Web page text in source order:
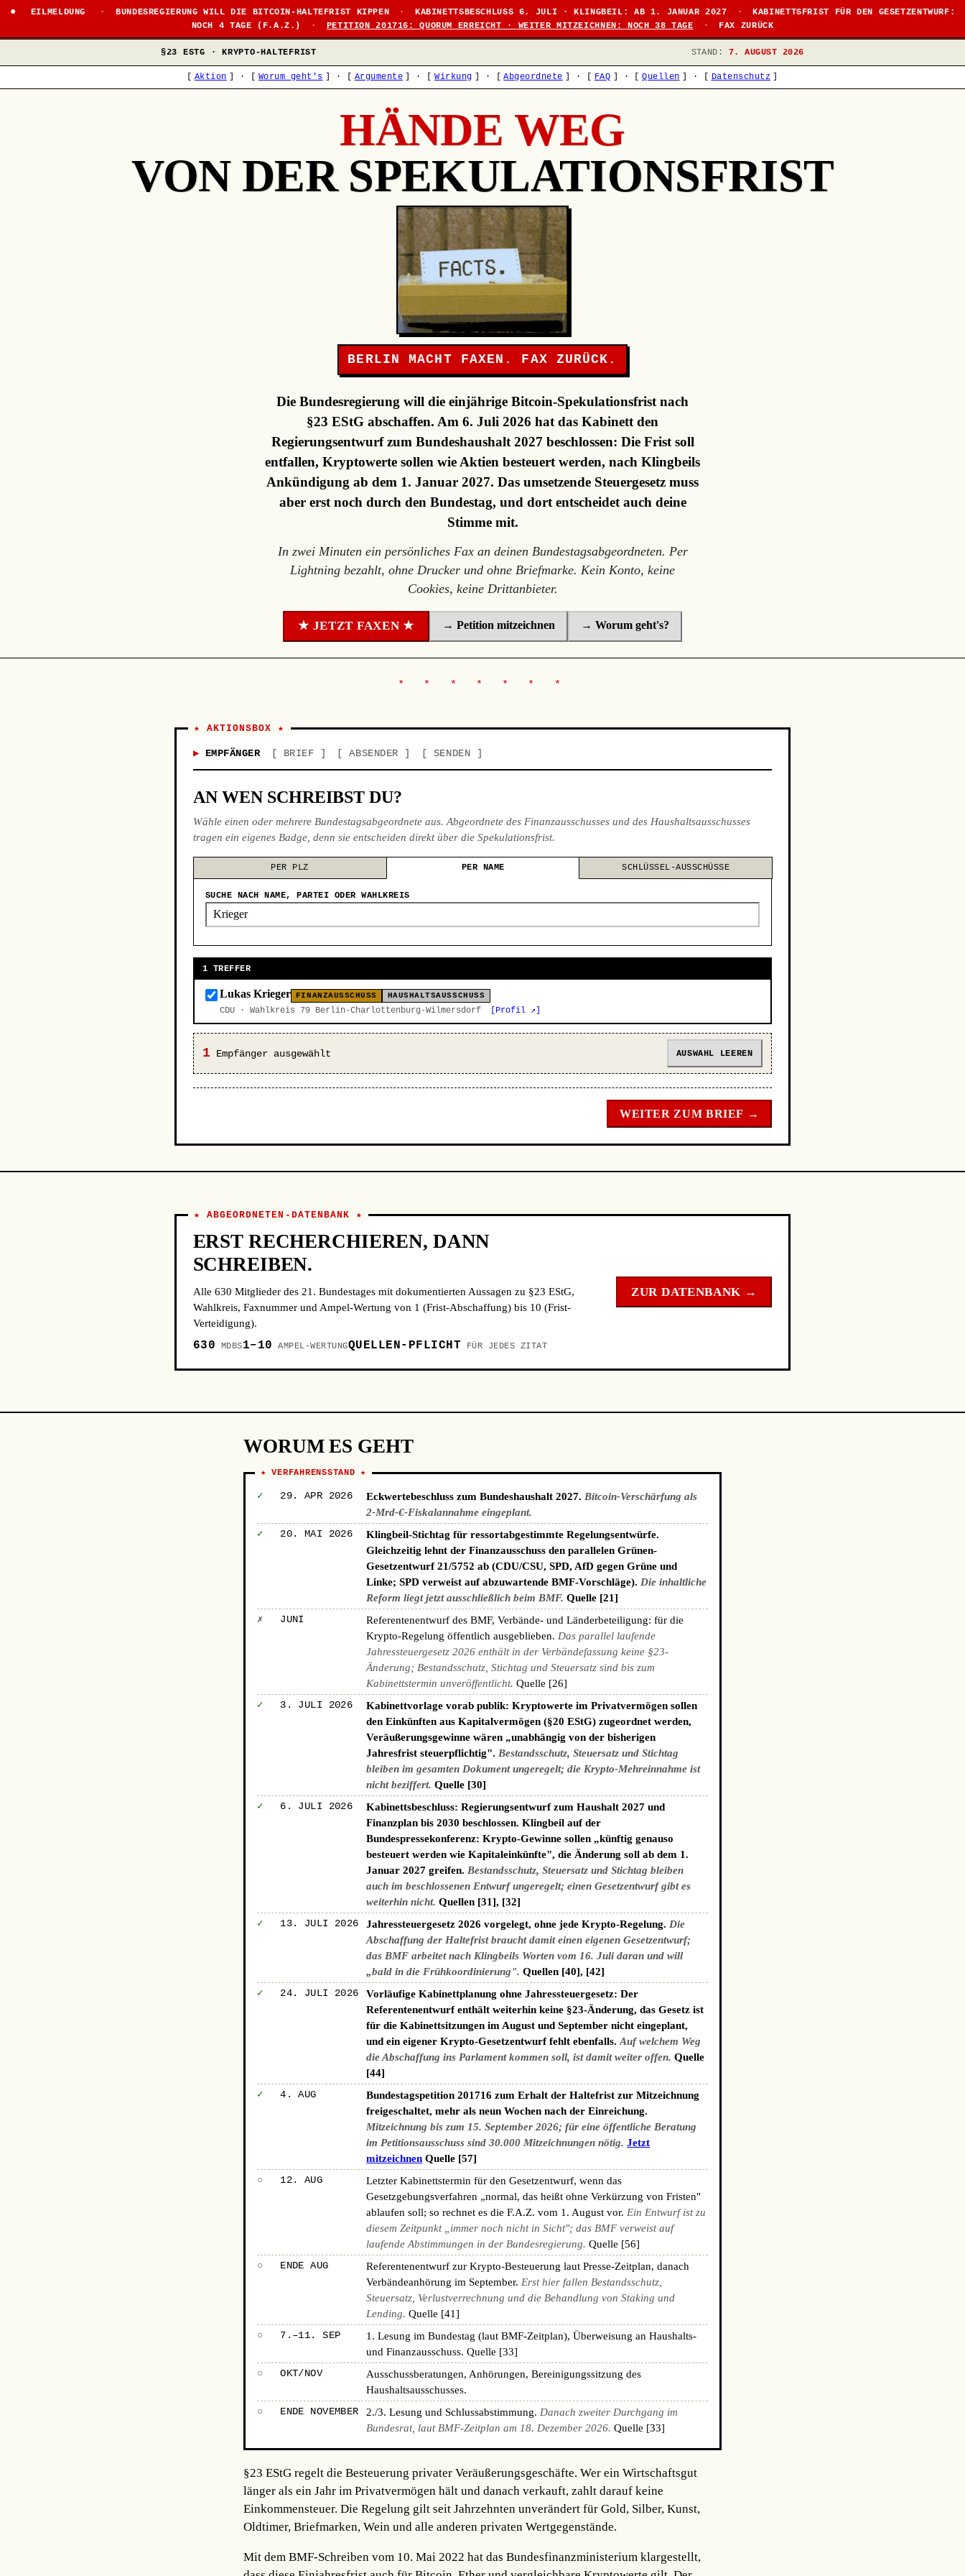
EILMELDUNG · BUNDESREGIERUNG WILL DIE BITCOIN-HALTEFRIST KIPPEN · KABINETTSBESCHLUSS 6. JULI · KLINGBEIL: AB 1. JANUAR 2027 ·
KABINETTSFRIST FÜR DEN GESETZENTWURF:
NOCH 4 TAGE (F.A.Z.)
· PETITION 201716: QUORUM ERREICHT · WEITER MITZEICHNEN: NOCH 38 TAGE · FAX ZURÜCK
§23 ESTG · KRYPTO-HALTEFRIST STAND: 7. AUGUST 2026
Aktion · Worum geht's · Argumente · Wirkung · Abgeordnete · FAQ · Quellen · Datenschutz
HÄNDE WEG
VON DER SPEKULATIONSFRIST
BERLIN MACHT FAXEN. FAX ZURÜCK.
Die Bundesregierung will die einjährige Bitcoin-Spekulationsfrist nach
§23 EStG abschaffen. Am 6. Juli 2026 hat das Kabinett den
Regierungsentwurf zum Bundeshaushalt 2027 beschlossen: Die Frist soll
entfallen, Kryptowerte sollen wie Aktien besteuert werden, nach Klingbeils
Ankündigung ab dem 1. Januar 2027. Das umsetzende Steuergesetz muss
aber erst noch durch den Bundestag, und dort entscheidet auch deine
Stimme mit.
In zwei Minuten ein persönliches Fax an deinen Bundestagsabgeordneten. Per
Lightning bezahlt, ohne Drucker und ohne Briefmarke. Kein Konto, keine
Cookies, keine Drittanbieter.
★ JETZT FAXEN ★ → Petition mitzeichnen → Worum geht's?
★ AKTIONSBOX ★
EMPFÄNGER BRIEF ABSENDER SENDEN
AN WEN SCHREIBST DU?
Wähle einen oder mehrere Bundestagsabgeordnete aus. Abgeordnete des Finanzausschusses und des Haushaltsausschusses
tragen ein eigenes Badge, denn sie entscheiden direkt über die Spekulationsfrist.
PER PLZ PER NAME SCHLÜSSEL-AUSSCHÜSSE
SUCHE NACH NAME, PARTEI ODER WAHLKREIS
1 TREFFER
Lukas Krieger FINANZAUSSCHUSS HAUSHALTSAUSSCHUSS
CDU · Wahlkreis 79 Berlin-Charlottenburg-Wilmersdorf [Profil ↗]
1 Empfänger ausgewählt AUSWAHL LEEREN
WEITER ZUM BRIEF →
★ ABGEORDNETEN-DATENBANK ★
ERST RECHERCHIEREN, DANN
SCHREIBEN.
Alle 630 Mitglieder des 21. Bundestages mit dokumentierten Aussagen zu §23 EStG,
Wahlkreis, Faxnummer und Ampel-Wertung von 1 (Frist-Abschaffung) bis 10 (Frist-
Verteidigung).
630 MDBS1–10 AMPEL-WERTUNGQUELLEN-PFLICHT FÜR JEDES ZITAT
ZUR DATENBANK →
WORUM ES GEHT
★ VERFAHRENSSTAND ★
✓ 29. APR 2026 Eckwertebeschluss zum Bundeshaushalt 2027. Bitcoin-Verschärfung als
2-Mrd-€-Fiskalannahme eingeplant.
✓ 20. MAI 2026
Klingbeil-Stichtag für ressortabgestimmte Regelungsentwürfe.
Gleichzeitig lehnt der Finanzausschuss den parallelen Grünen-
Gesetzentwurf 21/5752 ab (CDU/CSU, SPD, AfD gegen Grüne und
Linke; SPD verweist auf abzuwartende BMF-Vorschläge). Die inhaltliche
Reform liegt jetzt ausschließlich beim BMF. Quelle [21]
✗ JUNI
Referentenentwurf des BMF, Verbände- und Länderbeteiligung: für die
Krypto-Regelung öffentlich ausgeblieben. Das parallel laufende
Jahressteuergesetz 2026 enthält in der Verbändefassung keine §23-
Änderung; Bestandsschutz, Stichtag und Steuersatz sind bis zum
Kabinettstermin unveröffentlicht. Quelle [26]
✓ 3. JULI 2026
Kabinettvorlage vorab publik: Kryptowerte im Privatvermögen sollen
den Einkünften aus Kapitalvermögen (§20 EStG) zugeordnet werden,
Veräußerungsgewinne wären „unabhängig von der bisherigen
Jahresfrist steuerpflichtig". Bestandsschutz, Steuersatz und Stichtag
bleiben im gesamten Dokument ungeregelt; die Krypto-Mehreinnahme ist
nicht beziffert. Quelle [30]
✓ 6. JULI 2026
Kabinettsbeschluss: Regierungsentwurf zum Haushalt 2027 und
Finanzplan bis 2030 beschlossen. Klingbeil auf der
Bundespressekonferenz: Krypto-Gewinne sollen „künftig genauso
besteuert werden wie Kapitaleinkünfte", die Änderung soll ab dem 1.
Januar 2027 greifen. Bestandsschutz, Steuersatz und Stichtag bleiben
auch im beschlossenen Entwurf ungeregelt; einen Gesetzentwurf gibt es
weiterhin nicht. Quellen [31], [32]
✓ 13. JULI 2026 Jahressteuergesetz 2026 vorgelegt, ohne jede Krypto-Regelung. Die
Abschaffung der Haltefrist braucht damit einen eigenen Gesetzentwurf;
das BMF arbeitet nach Klingbeils Worten vom 16. Juli daran und will
„bald in die Frühkoordinierung". Quellen [40], [42]
✓ 24. JULI 2026
Vorläufige Kabinettplanung ohne Jahressteuergesetz: Der
Referentenentwurf enthält weiterhin keine §23-Änderung, das Gesetz ist
für die Kabinettsitzungen im August und September nicht eingeplant,
und ein eigener Krypto-Gesetzentwurf fehlt ebenfalls.Auf welchem Weg
die Abschaffung ins Parlament kommen soll, ist damit weiter offen. Quelle
[44]
✓ 4. AUG
Bundestagspetition 201716 zum Erhalt der Haltefrist zur Mitzeichnung
freigeschaltet, mehr als neun Wochen nach der Einreichung.
Mitzeichnung bis zum 15. September 2026; für eine öffentliche Beratung
im Petitionsausschuss sind 30.000 Mitzeichnungen nötig. Jetzt
mitzeichnen Quelle [57]
○ 12. AUG
Letzter Kabinettstermin für den Gesetzentwurf, wenn das
Gesetzgebungsverfahren „normal, das heißt ohne Verkürzung von Fristen"
ablaufen soll; so rechnet es die F.A.Z. vom 1. August vor. Ein Entwurf ist zu
diesem Zeitpunkt „immer noch nicht in Sicht"; das BMF verweist auf
laufende Abstimmungen in der Bundesregierung. Quelle [56]
○ ENDE AUG
Referentenentwurf zur Krypto-Besteuerung laut Presse-Zeitplan, danach
Verbändeanhörung im September. Erst hier fallen Bestandsschutz,
Steuersatz, Verlustverrechnung und die Behandlung von Staking und
Lending. Quelle [41]
○ 7.–11. SEP
1. Lesung im Bundestag (laut BMF-Zeitplan), Überweisung an Haushalts-
und Finanzausschuss.Quelle [33]
○ OKT/NOV
Ausschussberatungen, Anhörungen, Bereinigungssitzung des
Haushaltsausschusses.
○ ENDE NOVEMBER 2./3. Lesung und Schlussabstimmung. Danach zweiter Durchgang im
Bundesrat, laut BMF-Zeitplan am 18. Dezember 2026. Quelle [33]
§23 EStG regelt die Besteuerung privater Veräußerungsgeschäfte. Wer ein Wirtschaftsgut
länger als ein Jahr im Privatvermögen hält und danach verkauft, zahlt darauf keine
Einkommensteuer. Die Regelung gilt seit Jahrzehnten unverändert für Gold, Silber, Kunst,
Oldtimer, Briefmarken, Wein und alle anderen privaten Wertgegenstände.
Mit dem BMF-Schreiben vom 10. Mai 2022 hat das Bundesfinanzministerium klargestellt,